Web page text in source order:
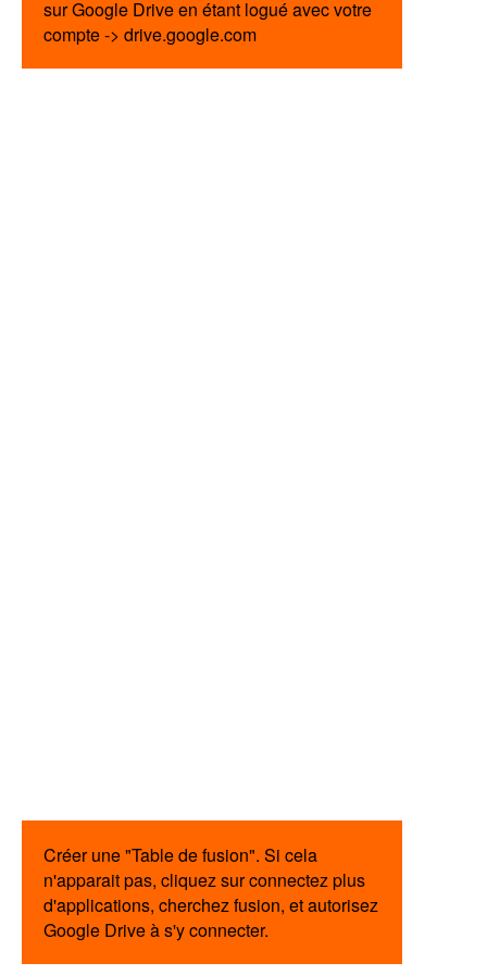
sur Google Drive en étant logué avec votre
compte -> drive.google.com
Créer une "Table de fusion". Si cela
n'apparait pas, cliquez sur connectez plus
d'applications, cherchez fusion, et autorisez
Google Drive à s'y connecter.